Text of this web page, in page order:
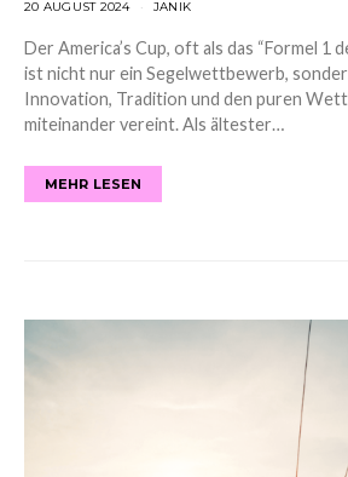
20 AUGUST 2024 JANIK
Der America’s Cup, oft als das “Formel 1
ist nicht nur ein Segelwettbewerb,
Innovation, Tradition und den puren
miteinander vereint. Als ältester…
MEHR LESEN